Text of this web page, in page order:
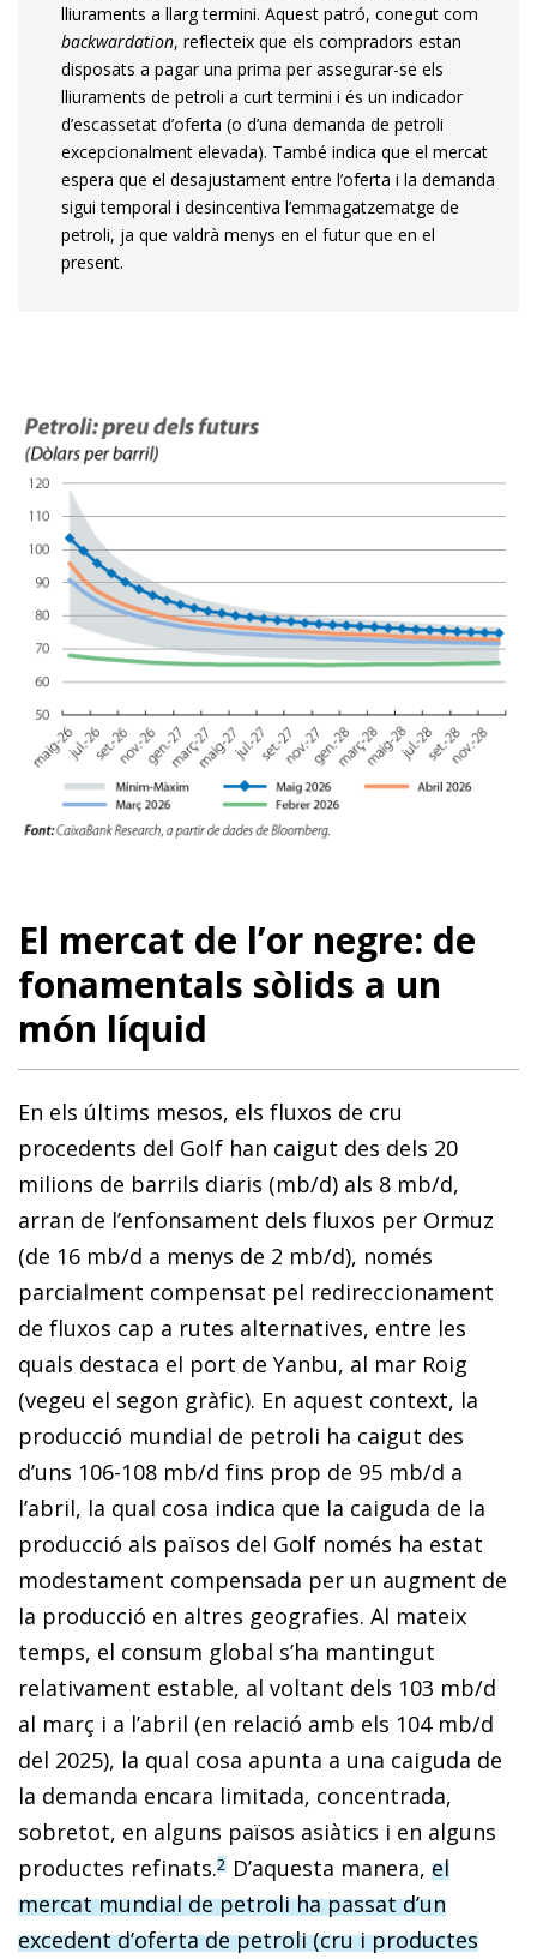
lliuraments a llarg termini. Aquest patró, conegut com
backwardation, reflecteix que els compradors estan
disposats a pagar una prima per assegurar-se els
lliuraments de petroli a curt termini i és un indicador
d’escassetat d’oferta (o d’una demanda de petroli
excepcionalment elevada). També indica que el mercat
espera que el desajustament entre l’oferta i la demanda
sigui temporal i desincentiva l’emmagatzematge de
petroli, ja que valdrà menys en el futur que en el
present.
El mercat de l’or negre: de
fonamentals sòlids a un
món líquid
En els últims mesos, els fluxos de cru
procedents del Golf han caigut des dels 20
milions de barrils diaris (mb/d) als 8 mb/d,
arran de l’enfonsament dels fluxos per Ormuz
(de 16 mb/d a menys de 2 mb/d), només
parcialment compensat pel redireccionament
de fluxos cap a rutes alternatives, entre les
quals destaca el port de Yanbu, al mar Roig
(vegeu el segon gràfic). En aquest context, la
producció mundial de petroli ha caigut des
d’uns 106-108 mb/d fins prop de 95 mb/d a
l’abril, la qual cosa indica que la caiguda de la
producció als països del Golf només ha estat
modestament compensada per un augment de
la producció en altres geografies. Al mateix
temps, el consum global s’ha mantingut
relativament estable, al voltant dels 103 mb/d
al març i a l’abril (en relació amb els 104 mb/d
del 2025), la qual cosa apunta a una caiguda de
la demanda encara limitada, concentrada,
sobretot, en alguns països asiàtics i en alguns
productes refinats.2 D’aquesta manera, el
mercat mundial de petroli ha passat d’un
excedent d’oferta de petroli (cru i productes